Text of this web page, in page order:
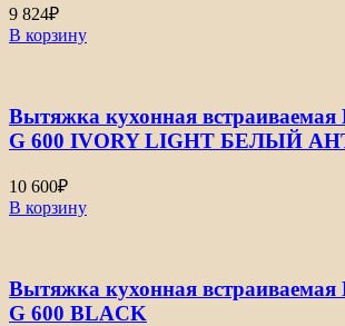
9 824₽
В корзину
Вытяжка кухонная
G 600 IVORY LIGHT БЕЛЫЙ
10 600₽
В корзину
Вытяжка кухонная
G 600 BLACK